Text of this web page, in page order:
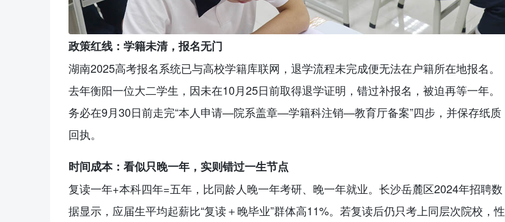
政策红线：学籍未清，报名无门
湖南2025高考报名系统已与高校学籍库联网，退学流程未完成便无法在户籍所在地报名。
去年衡阳一位大二学生，因未在10月25日前取得退学证明，错过补报名，被迫再等一年。
务必在9月30日前走完“本人申请—院系盖章—学籍科注销—教育厅备案”四步，并保存纸质
回执。
时间成本：看似只晚一年，实则错过一生节点
复读一年+本科四年=五年，比同龄人晚一年考研、晚一年就业。长沙岳麓区2024年招聘数
据显示，应届生平均起薪比“复读＋晚毕业”群体高11%。若复读后仍只考上同层次院校，性